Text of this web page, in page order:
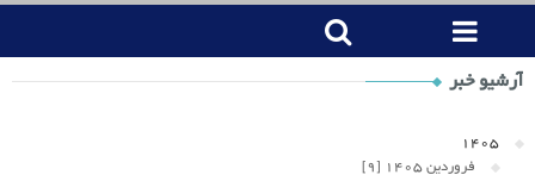
Shop
Category
Widget
آرشیو خبر
1405
فروردین 1405 [9]